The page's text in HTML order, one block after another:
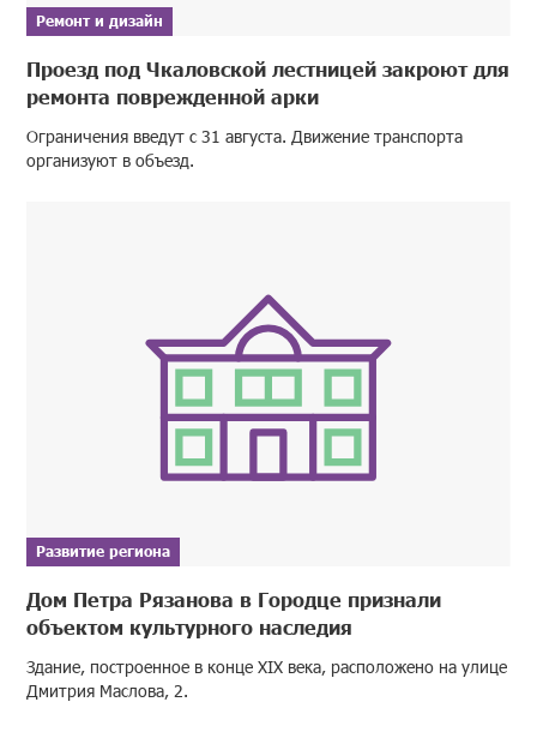
Ремонт и дизайн
Проезд под Чкаловской лестницей закроют для
ремонта поврежденной арки
Ограничения введут с 31 августа. Движение транспорта
организуют в объезд.
Развитие региона
Дом Петра Рязанова в Городце признали
объектом культурного наследия
Здание, построенное в конце XIX века, расположено на улице
Дмитрия Маслова, 2.